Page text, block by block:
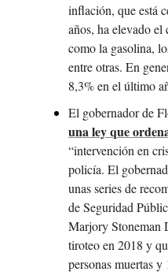
inflación, que está
años, ha elevado el
como la gasolina,
entre otras. En
8,3% en el último
El gobernador de
una ley que
“intervención en
policía. El
unas series de
de Seguridad
Marjory Stoneman
tiroteo en 2018 y
personas muertas y